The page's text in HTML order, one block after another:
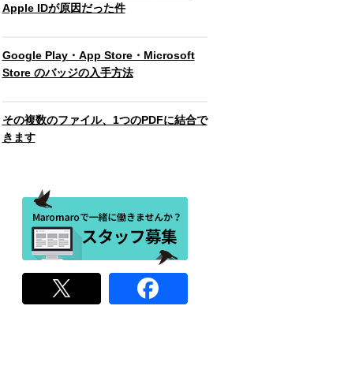
Apple IDが原因だった件
Google Play・App Store・Microsoft
Store のバッジの入手方法
その複数のファイル、1つのPDFに結合で
きます